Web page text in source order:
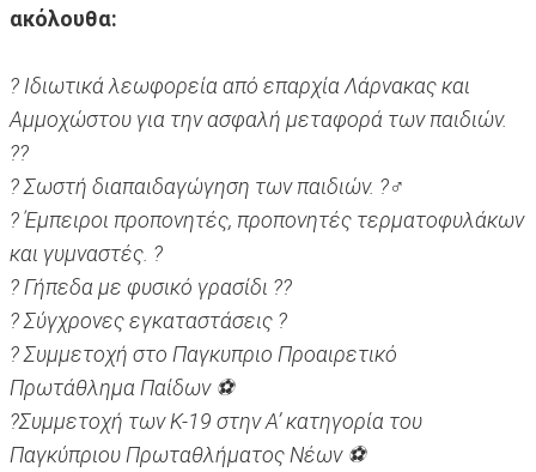
ακόλουθα:
? Ιδιωτικά λεωφορεία από επαρχία Λάρνακας και
Αμμοχώστου για την ασφαλή μεταφορά των παιδιών.
??
? Σωστή διαπαιδαγώγηση των παιδιών. ?‍♂️
? Έμπειροι προπονητές, προπονητές τερματοφυλάκων
και γυμναστές. ?
? Γήπεδα με φυσικό γρασίδι ??
? Σύγχρονες εγκαταστάσεις ?
? Συμμετοχή στο Παγκυπριο Προαιρετικό
Πρωτάθλημα Παίδων ⚽️
?Συμμετοχή των Κ-19 στην Α’ κατηγορία του
Παγκύπριου Πρωταθλήματος Νέων ⚽️